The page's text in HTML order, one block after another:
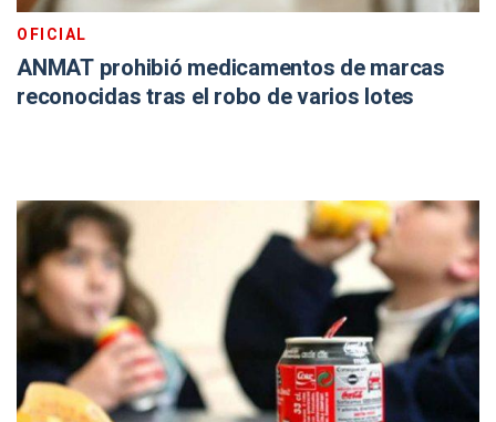
OFICIAL
ANMAT prohibió medicamentos de marcas
reconocidas tras el robo de varios lotes